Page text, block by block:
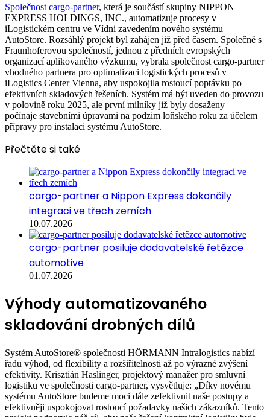
Společnost cargo-partner, která je součástí skupiny NIPPON
EXPRESS HOLDINGS, INC., automatizuje procesy v
iLogistickém centru ve Vídni zavedením nového systému
AutoStore. Rozsáhlý projekt byl zahájen již před časem. Společně s
Fraunhoferovou společností, jednou z předních evropských
organizací aplikovaného výzkumu, vybrala společnost cargo-partner
vhodného partnera pro optimalizaci logistických procesů v
iLogistics Center Vienna, aby uspokojila rostoucí poptávku po
efektivních skladových řešeních. Systém má být uveden do provozu
v polovině roku 2025, ale první milníky již byly dosaženy –
počínaje stavebními úpravami na podzim loňského roku za účelem
přípravy pro instalaci systému AutoStore.
Přečtěte si také
cargo-partner a Nippon Express dokončily
integraci ve třech zemích
10.07.2026
cargo-partner posiluje dodavatelské řetězce
automotive
01.07.2026
Výhody automatizovaného
skladování drobných dílů
Systém AutoStore® společnosti HÖRMANN Intralogistics nabízí
řadu výhod, od flexibility a rozšiřitelnosti až po výrazné zvýšení
efektivity. Krisztián Haslinger, projektový manažer pro smluvní
logistiku ve společnosti cargo-partner, vysvětluje: „Díky novému
systému AutoStore budeme moci dále zefektivnit naše postupy a
efektivněji uspokojovat rostoucí požadavky našich zákazníků. Tento